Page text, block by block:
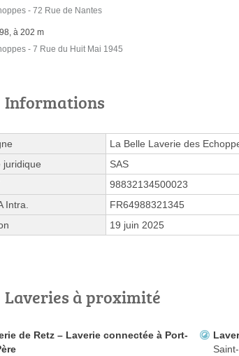
- 72 Rue de Nantes
à 202 m
- 7 Rue du Huit Mai 1945
Informations
La Belle Laverie des
juridique
SAS
98832134500023
Intra.
FR64988321345
19 juin 2025
Laveries à proximité
de Retz – Laverie connectée à Port-